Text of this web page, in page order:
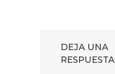
DEJA UNA
RESPUESTA